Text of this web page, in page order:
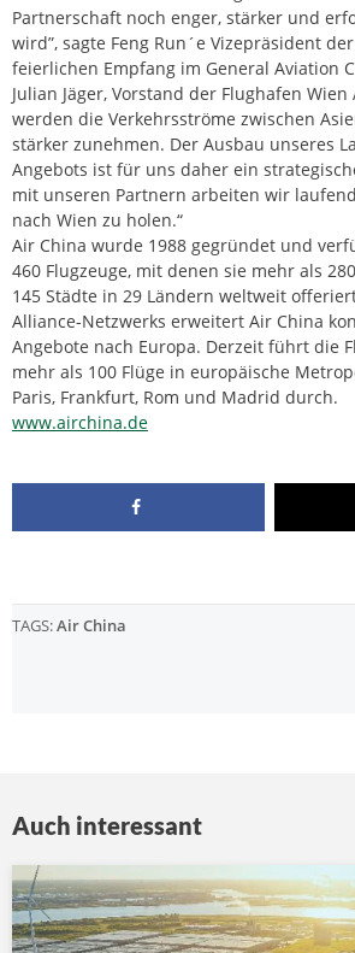
Partnerschaft noch enger, stärker und
wird”, sagte Feng Run´e Vizepräsident
feierlichen Empfang im General Aviation
Julian Jäger, Vorstand der Flughafen Wien
werden die Verkehrsströme zwischen
stärker zunehmen. Der Ausbau unseres
Angebots ist für uns daher ein
mit unseren Partnern arbeiten wir
nach Wien zu holen.“
Air China wurde 1988 gegründet und
460 Flugzeuge, mit denen sie mehr als
145 Städte in 29 Ländern weltweit
Alliance-Netzwerks erweitert Air China
Angebote nach Europa. Derzeit führt die
mehr als 100 Flüge in europäische
Paris, Frankfurt, Rom und Madrid durch.
www.airchina.de
TAGS:Air China
Auch interessant